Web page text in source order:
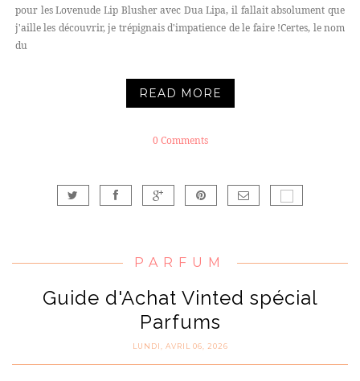
pour les Lovenude Lip Blusher avec Dua Lipa, il fallait absolument que
j'aille les découvrir, je trépignais d'impatience de le faire !Certes, le nom
du
READ MORE
0 Comments
PARFUM
Guide d'Achat Vinted spécial
Parfums
LUNDI, AVRIL 06, 2026